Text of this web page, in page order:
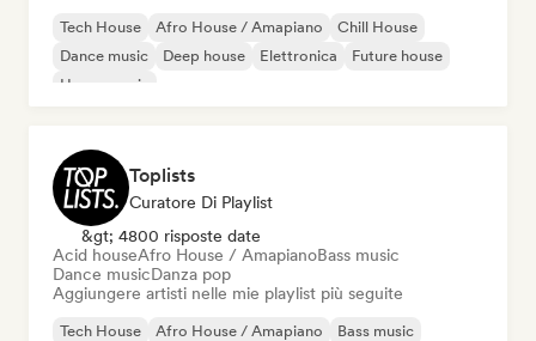
Tech House Afro House / Amapiano
Chill House
Dance music
Deep house Elettronica
Future house
House music
Toplists
Curatore Di Playlist
&gt; 4800 risposte date
Acid houseAfro House / AmapianoBass music
Dance musicDanza pop
Aggiungere artisti nelle mie playlist più seguite
Tech House Afro House / Amapiano
Bass music